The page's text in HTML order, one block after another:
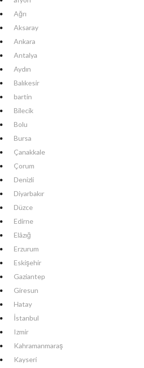
Ağrı
Aksaray
Ankara
Antalya
Aydın
Balıkesir
bartin
Bilecik
Bolu
Bursa
Çanakkale
Çorum
Denizli
Diyarbakır
Düzce
Edirne
Elâzığ
Erzurum
Eskişehir
Gaziantep
Giresun
Hatay
İstanbul
Izmir
Kahramanmaraş
Kayseri